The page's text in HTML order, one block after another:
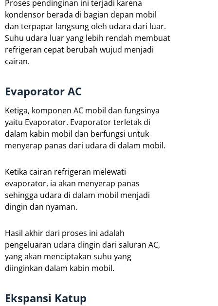
Proses pendinginan ini terjadi karena
kondensor berada di bagian depan mobil
dan terpapar langsung oleh udara dari luar.
Suhu udara luar yang lebih rendah membuat
refrigeran cepat berubah wujud menjadi
cairan.
Evaporator AC
Ketiga, komponen AC mobil dan fungsinya
yaitu Evaporator. Evaporator terletak di
dalam kabin mobil dan berfungsi untuk
menyerap panas dari udara di dalam mobil.
Ketika cairan refrigeran melewati
evaporator, ia akan menyerap panas
sehingga udara di dalam mobil menjadi
dingin dan nyaman.
Hasil akhir dari proses ini adalah
pengeluaran udara dingin dari saluran AC,
yang akan menciptakan suhu yang
diinginkan dalam kabin mobil.
Ekspansi Katup